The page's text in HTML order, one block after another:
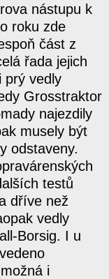
nástupu k
roku zde
část z
řada jejich
prý vedly
Grosstraktor
najezdily
musely být
odstaveny.
testů
dříve než
vedly
Borsig. I u
i